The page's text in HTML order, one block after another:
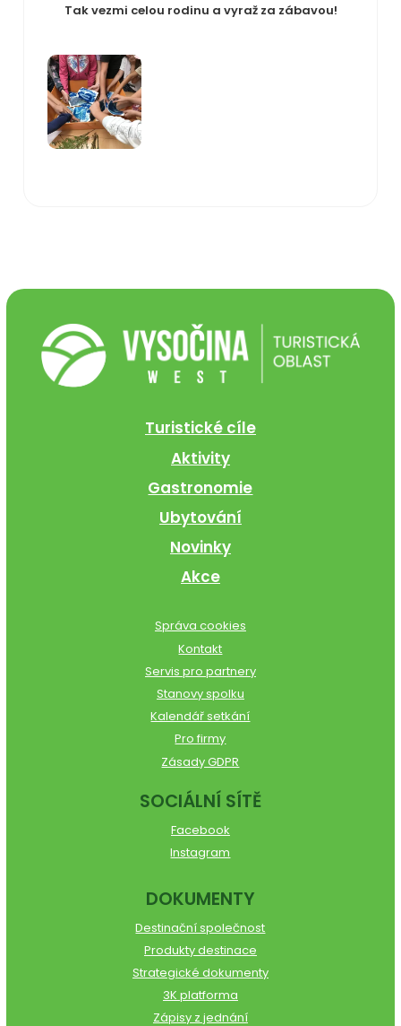
Tak vezmi celou rodinu a vyraž za zábavou!
Turistické cíle
Aktivity
Gastronomie
Ubytování
Novinky
Akce
Správa cookies
Kontakt
Servis pro partnery
Stanovy spolku
Kalendář setkání
Pro firmy
Zásady GDPR
SOCIÁLNÍ SÍTĚ
Facebook
Instagram
DOKUMENTY
Destinační společnost
Produkty destinace
Strategické dokumenty
3K platforma
Zápisy z jednání